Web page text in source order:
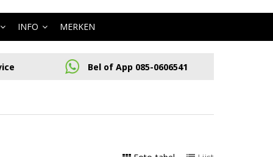
INFO MERKEN
Bel of App 085-0606541